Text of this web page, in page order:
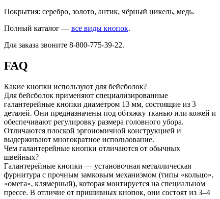
Покрытия: серебро, золото, антик, чёрный никель, медь.
Полный каталог — все виды кнопок.
Для заказа звоните 8-800-775-39-22.
FAQ
Какие кнопки используют для бейсболок?
Для бейсболок применяют специализированные
галантерейные кнопки диаметром 13 мм, состоящие из 3
деталей. Они предназначены под обтяжку тканью или кожей и
обеспечивают регулировку размера головного убора.
Отличаются плоской эргономичной конструкцией и
выдерживают многократное использование.
Чем галантерейные кнопки отличаются от обычных
швейных?
Галантерейные кнопки — установочная металлическая
фурнитура с прочным замковым механизмом (типы «кольцо»,
«омега», клямерный), которая монтируется на специальном
прессе. В отличие от пришивных кнопок, они состоят из 3–4